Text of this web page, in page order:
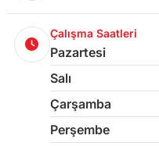
Çalışma Saatleri
Pazartesi
Salı
Çarşamba
Perşembe